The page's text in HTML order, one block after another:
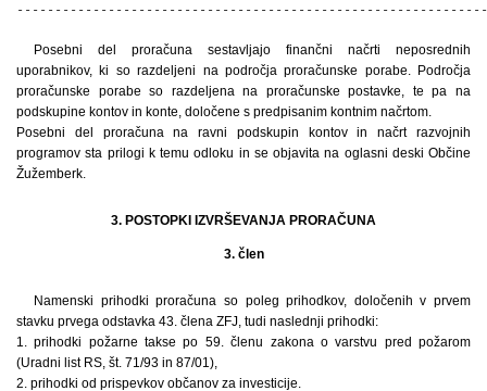
Posebni del proračuna sestavljajo finančni načrti neposrednih
uporabnikov, ki so razdeljeni na področja proračunske porabe. Področja
proračunske porabe so razdeljena na proračunske postavke, te pa na
podskupine kontov in konte, določene s predpisanim kontnim načrtom.
Posebni del proračuna na ravni podskupin kontov in načrt razvojnih
programov sta prilogi k temu odloku in se objavita na oglasni deski Občine
Žužemberk.
3. POSTOPKI IZVRŠEVANJA PRORAČUNA
3. člen
Namenski prihodki proračuna so poleg prihodkov, določenih v prvem
stavku prvega odstavka 43. člena ZFJ, tudi naslednji prihodki:
1. prihodki požarne takse po 59. členu zakona o varstvu pred požarom
(Uradni list RS, št. 71/93 in 87/01),
2. prihodki od prispevkov občanov za investicije.